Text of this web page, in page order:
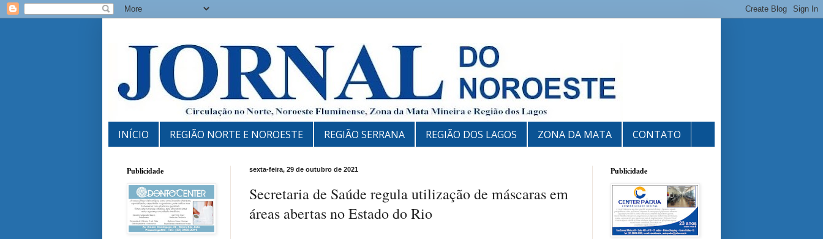
INÍCIO REGIÃO NORTE E NOROESTE REGIÃO SERRANA REGIÃO DOS LAGOS ZONA DA MATA CONTATO
sexta-feira, 29 de outubro de 2021
Secretaria de Saúde regula utilização de máscaras em
áreas abertas no Estado do Rio
Publicidade Publicidade